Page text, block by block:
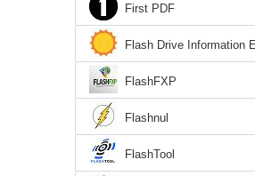
First PDF
Flash Drive Information
FlashFXP
Flashnul
FlashTool